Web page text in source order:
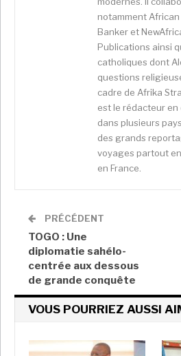
Le phénomène Aïvo
Il était sur le terrain depuis
un an. Respecté professeur de
Porto-Novo (sud est) multiplie
point de pousser Talon, trop
d’autant plus inquiet qu’une
financements du putatif
puissant Nigeria voisin, avec
de piteuses relations
proches deBuharidont Yemi
vice président, mettent la main
mobiliser des hommes
notamment
Banker et
Publications ainsi
catholiques dont
questions
cadre de Afrika
est le rédacteur en
dans plusieurs
des grands
voyages partout
en France.
PRÉCÉDENT
TOGO : Une
diplomatie sahélo-
centrée aux dessous
de grande conquête
VOUS POURRIEZ AUSSI